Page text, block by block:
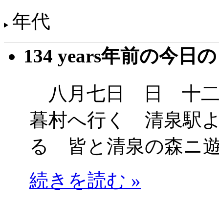
年代
134 years年前の今日
八月七日 日 十二
暮村へ行く 清泉駅
る 皆と清泉の森ニ
続きを読む »